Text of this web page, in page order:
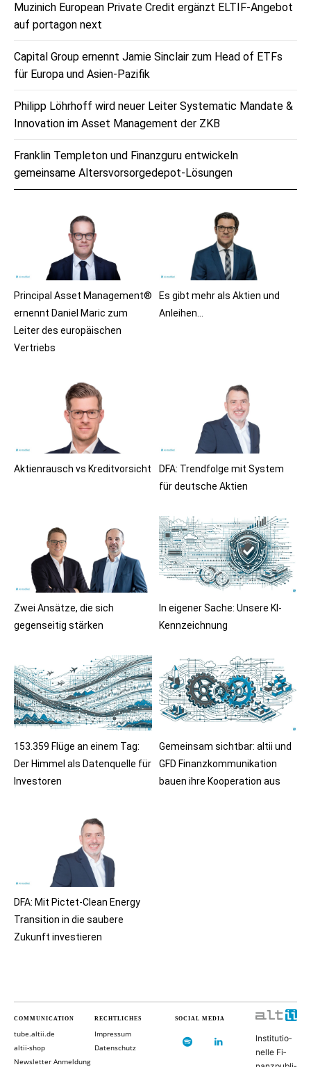
Principal Asset Management®
ernennt Daniel Maric zum
Leiter des europäischen
Vertriebs
Es gibt mehr als Aktien und
Anleihen…
Aktienrausch vs Kreditvorsicht
DFA: Trendfolge mit System
für deutsche Aktien
Zwei Ansätze, die sich
gegenseitig stärken
In eigener Sache: Unsere KI-
Kennzeichnung
153.359 Flüge an einem Tag:
Der Himmel als Datenquelle für
Investoren
Gemeinsam sichtbar: altii und
GFD Finanzkommunikation
bauen ihre Kooperation aus
DFA: Mit Pictet-Clean Energy
Transition in die saubere
Zukunft investieren
Muzinich European Private Credit ergänzt ELTIF-Angebot
auf portagon next
Capital Group ernennt Jamie Sinclair zum Head of ETFs
für Europa und Asien-Pazifik
Philipp Löhrhoff wird neuer Leiter Systematic Mandate &
Innovation im Asset Management der ZKB
Franklin Templeton und Finanzguru entwickeln
gemeinsame Altersvorsorgedepot-Lösungen
COMMUNICATION
tube.altii.de
altii-shop
Newsletter Anmeldung
RECHTLICHES
Impressum
Datenschutz
SOCIAL MEDIA
In­sti­tu­ti­o­
nel­le Fi­